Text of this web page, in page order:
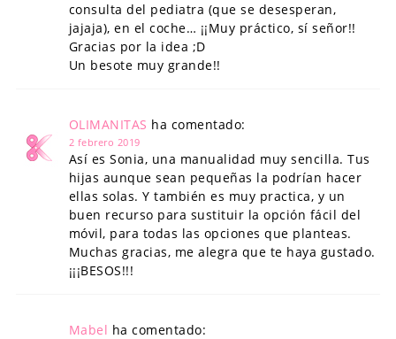
consulta del pediatra (que se desesperan,
jajaja), en el coche… ¡¡Muy práctico, sí señor!!
Gracias por la idea ;D
Un besote muy grande!!
OLIMANITAS ha comentado:
2 febrero 2019
Así es Sonia, una manualidad muy sencilla. Tus
hijas aunque sean pequeñas la podrían hacer
ellas solas. Y también es muy practica, y un
buen recurso para sustituir la opción fácil del
móvil, para todas las opciones que planteas.
Muchas gracias, me alegra que te haya gustado.
¡¡¡BESOS!!!
Mabel ha comentado: